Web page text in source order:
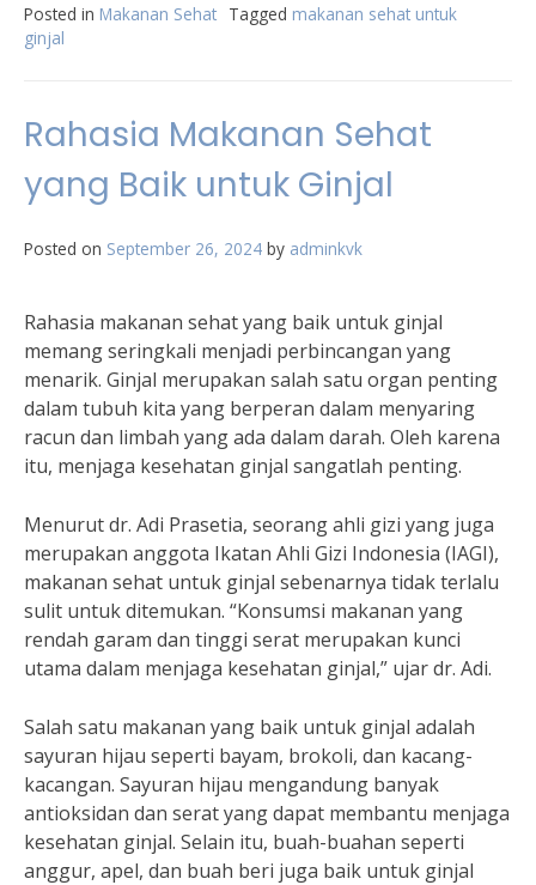
Posted in Makanan Sehat Tagged makanan sehat untuk
ginjal
Rahasia Makanan Sehat
yang Baik untuk Ginjal
Posted on September 26, 2024 by adminkvk
Rahasia makanan sehat yang baik untuk ginjal
memang seringkali menjadi perbincangan yang
menarik. Ginjal merupakan salah satu organ penting
dalam tubuh kita yang berperan dalam menyaring
racun dan limbah yang ada dalam darah. Oleh karena
itu, menjaga kesehatan ginjal sangatlah penting.
Menurut dr. Adi Prasetia, seorang ahli gizi yang juga
merupakan anggota Ikatan Ahli Gizi Indonesia (IAGI),
makanan sehat untuk ginjal sebenarnya tidak terlalu
sulit untuk ditemukan. “Konsumsi makanan yang
rendah garam dan tinggi serat merupakan kunci
utama dalam menjaga kesehatan ginjal,” ujar dr. Adi.
Salah satu makanan yang baik untuk ginjal adalah
sayuran hijau seperti bayam, brokoli, dan kacang-
kacangan. Sayuran hijau mengandung banyak
antioksidan dan serat yang dapat membantu menjaga
kesehatan ginjal. Selain itu, buah-buahan seperti
anggur, apel, dan buah beri juga baik untuk ginjal